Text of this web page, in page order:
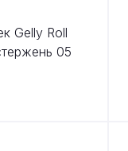
Gelly Roll
05